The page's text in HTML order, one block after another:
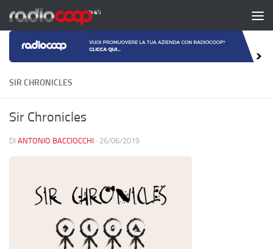
Salta al contenuto
SIR CHRONICLES
Sir Chronicles
DI ANTONIO BACCIOCCHI · 26/06/2019